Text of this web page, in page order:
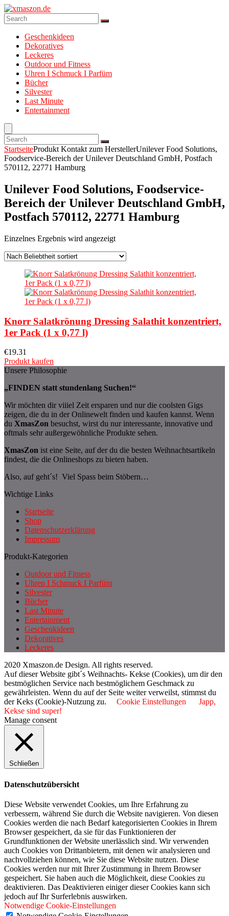
Geschenkideen
Dekoratives
Leckeres
Outdoor und Fitness
Uhren I Schmuck I Parfüm
Bücher
Silvester
Last Minute
Entertainment
StartseiteProdukt Kontakt zum HerstellerUnilever Food Solutions,
Foodservice-Bereich der Unilever Deutschland GmbH, Postfach
570112, 22771 Hamburg
Unilever Food Solutions, Foodservice-
Bereich der Unilever Deutschland GmbH,
Postfach 570112, 22771 Hamburg
Einzelnes Ergebnis wird angezeigt
Knorr Salatkrönung Dressing Salathit konzentriert,
1er Pack (1 x 0,77 l)
€19.31
Produkt kaufen
Unsere Philosophie
„FINDEN statt stundenlang Suchen!“
Wir möchten dir viiiel Zeit ersparen und nur die coolsten Gigs
zeigen, die du in der Onlinewelt finden und kaufen kannst. Wenn
du XmasZon besuchst, wirst du nur interessante, innovative und
oftmals sehr außergewöhnliche Produkte sehen.
XmasZon ist eine Seite, auf der du die besten Weihnachtsartikeln
findest, die die Onlineshops zu bieten haben.
Also, auf geht´s! Viel Spass beim Stöbern…
Wichtige Links
Startseite
Shop
Datenschutzerklärung
Impressum
Produkt-Kategorien
Outdoor und Fitness
Uhren I Schmuck I Parfüm
Silvester
Bücher
Last Minute
Entertainment
Geschenkideen
Dekoratives
Leckeres
2020 Xmaszon.de Design. All rights reserved.
Auf dieser Website gibt´s Weihnachts- Kekse (Cookies), um dir den
bestmöglichen Service nach bestmöglichem Geschmack zu
gewährleisten. Wenn du auf der Seite weiter verweilst, stimmst du
der Keks (Cookie)-Nutzung zu.
Cookie Einstellungen
Japp,
Kekse sind super!
Manage consent
Schließen
Datenschutzübersicht
Diese Website verwendet Cookies, um Ihre Erfahrung zu
verbessern, während Sie durch die Website navigieren. Von diesen
Cookies werden die nach Bedarf kategorisierten Cookies in Ihrem
Browser gespeichert, da sie für das Funktionieren der
Grundfunktionen der Website unerlässlich sind. Wir verwenden
auch Cookies von Drittanbietern, mit denen wir analysieren und
nachvollziehen können, wie Sie diese Website nutzen. Diese
Cookies werden nur mit Ihrer Zustimmung in Ihrem Browser
gespeichert. Sie haben auch die Möglichkeit, diese Cookies zu
deaktivieren. Das Deaktivieren einiger dieser Cookies kann sich
jedoch auf Ihr Surferlebnis auswirken.
Notwendige Cookie-Einstellungen